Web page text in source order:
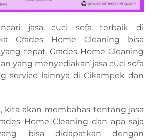
jasa cuci sofa terbaik di
Grades Home Cleaning bisa
tepat. Grades Home Cleaning
yang menyediakan jasa cuci sofa
service lainnya di Cikampek dan
kita akan membahas tentang jasa
Home Cleaning dan apa saja
bisa didapatkan dengan